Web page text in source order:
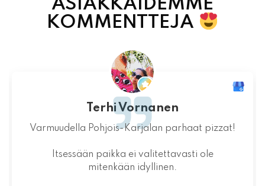
Jaakko Kontturi
Maukas ruoka laadukkaista raaka-
aineista.Jälkiruoka kruunasi maukkaan pizzan.